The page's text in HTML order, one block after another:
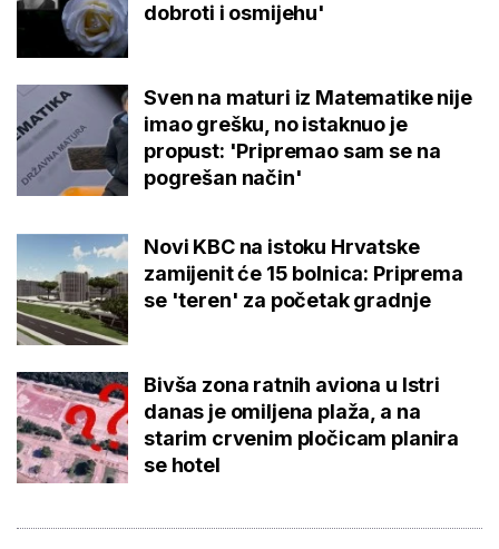
dobroti i osmijehu'
Sven na maturi iz Matematike nije
imao grešku, no istaknuo je
propust: 'Pripremao sam se na
pogrešan način'
Novi KBC na istoku Hrvatske
zamijenit će 15 bolnica: Priprema
se 'teren' za početak gradnje
Bivša zona ratnih aviona u Istri
danas je omiljena plaža, a na
starim crvenim pločicam planira
se hotel